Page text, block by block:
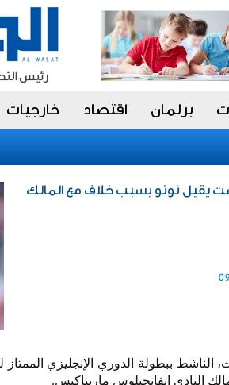
برلمان اقتصاد خارجيات
يقيل نونو بسبب خلاف مع المالك
ببطولة الدوري الإنجليزي الممتاز
النادي إيفانجيلوس ماريناكيس.